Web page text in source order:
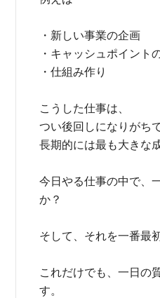
・新しい事業の企画
・キャッシュポイント
・仕組み作り
こうした仕事は、
つい後回しになりがち
長期的には最も大きな
今日やる仕事の中で、
か？
そして、それを一番最
これだけでも、一日の
す。